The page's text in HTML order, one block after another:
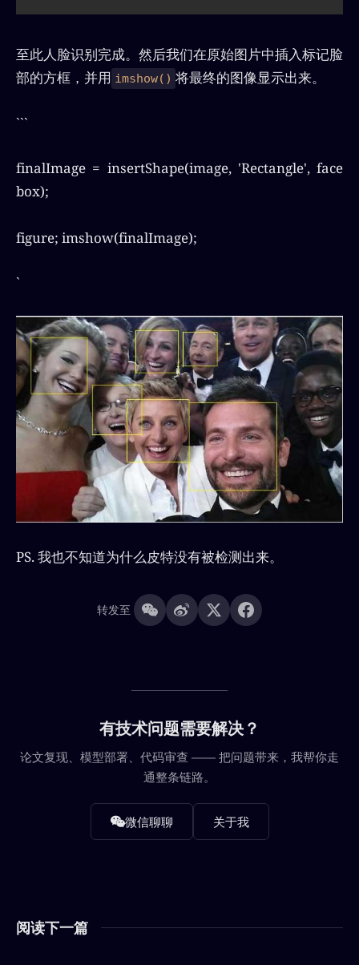
至此人脸识别完成。然后我们在原始图片中插入标记脸
部的方框，并用 imshow() 将最终的图像显示出来。
```
finalImage = insertShape(image, 'Rectangle', face
box);
figure; imshow(finalImage);
`
PS. 我也不知道为什么皮特没有被检测出来。
转发至
有技术问题需要解决？
论文复现、模型部署、代码审查 —— 把问题带来，我帮你走
通整条链路。
微信聊聊 关于我
阅读下一篇